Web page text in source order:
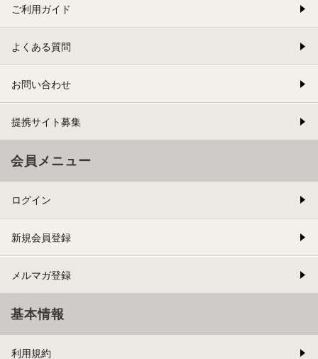
ご利用ガイド
よくある質問
お問い合わせ
提携サイト募集
会員メニュー
ログイン
新規会員登録
メルマガ登録
基本情報
利用規約